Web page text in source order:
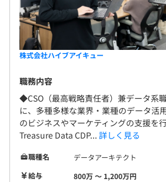
株式会社ハイブアイキュー
職務内容
◆CSO（最高戦略責任者）兼データ系
に、多種多様な業界・業種のデータ活
のビジネスやマーケティングの支援を
Treasure Data CDP... 詳しく見る
職種名
データアーキテクト
給与
800万 〜 1,200万円